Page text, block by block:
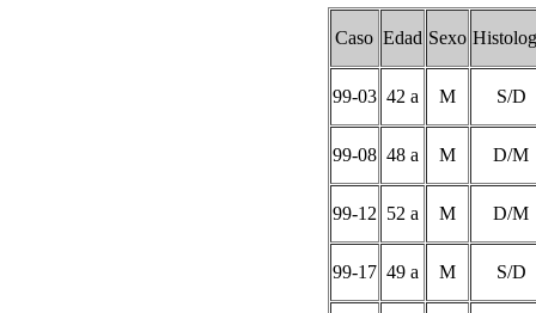
Caso Edad Sexo
99-03 42 a M S/D
99-08 48 a M D/M
99-12 52 a M D/M
99-17 49 a M S/D